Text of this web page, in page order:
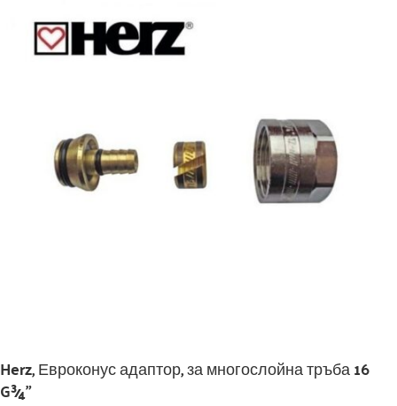
Herz, Евроконус адаптор, за многослойна тръба 16
G¾”